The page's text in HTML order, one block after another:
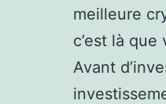
meilleure
c’est là
Avant